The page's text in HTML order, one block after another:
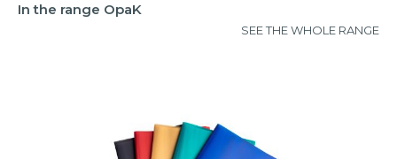
In the range OpaK
SEE THE WHOLE RANGE